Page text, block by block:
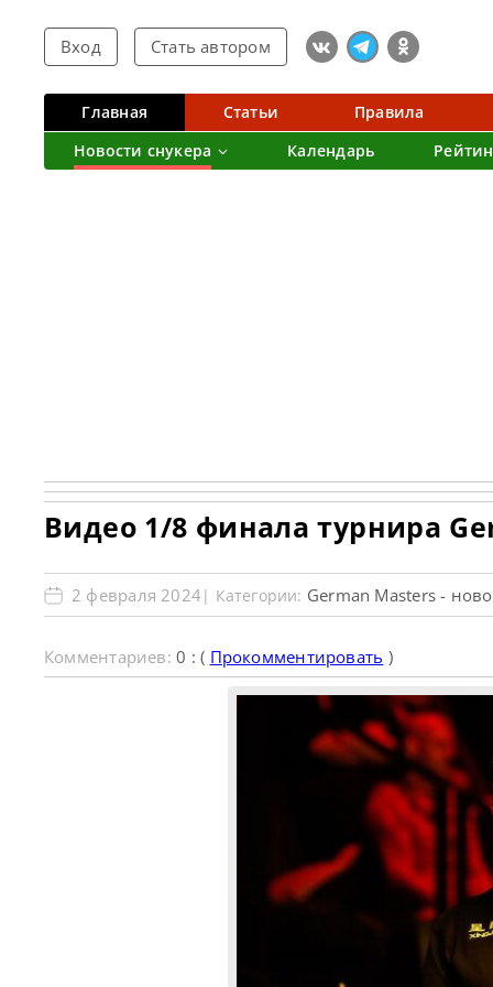
Вход Стать автором
Главная Статьи
Правила
Новости снукера
Календарь
Видео 1/8 финала турнира
2 февраля 2024| Категории: German Masters -
Комментариев:0 : ( Прокомментировать )